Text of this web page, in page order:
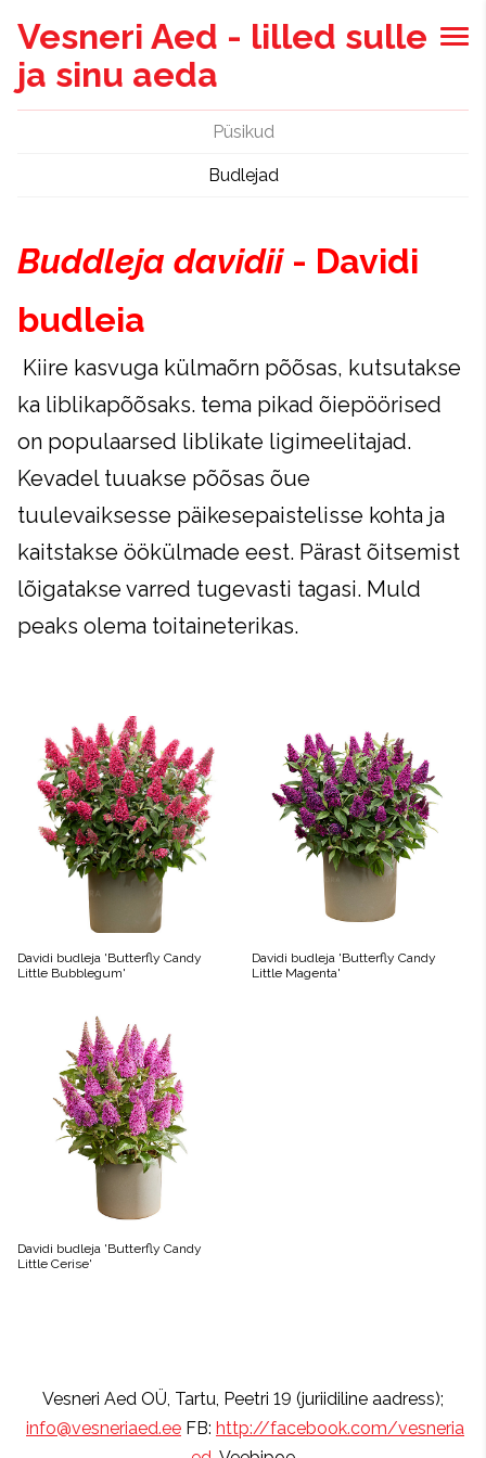
Vesneri Aed - lilled sulle
ja sinu aeda
Püsikud
Budlejad
Buddleja davidii- Davidi
budleia
Kiire kasvuga külmaõrn põõsas, kutsutakse
ka liblikapõõsaks. tema pikad õiepöörised
on populaarsed liblikate ligimeelitajad.
Kevadel tuuakse põõsas õue
tuulevaiksesse päikesepaistelisse kohta ja
kaitstakse öökülmade eest. Pärast õitsemist
lõigatakse varred tugevasti tagasi. Muld
peaks olema toitaineterikas.
Davidi budleja 'Butterfly Candy
Little Bubblegum'
Davidi budleja 'Butterfly Candy
Little Magenta'
Davidi budleja 'Butterfly Candy
Little Cerise'
Vesneri Aed OÜ, Tartu, Peetri 19 (juriidiline aadress);
info@vesneriaed.ee FB: http://facebook.com/vesneria